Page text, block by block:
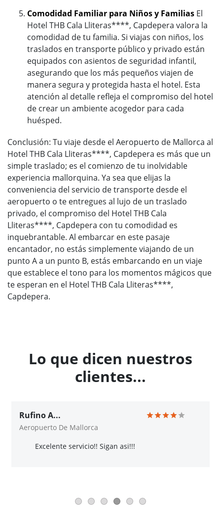
Comodidad Familiar para Niños y Familias El
Hotel THB Cala Lliteras****, Capdepera valora la
comodidad de tu familia. Si viajas con niños, los
traslados en transporte público y privado están
equipados con asientos de seguridad infantil,
asegurando que los más pequeños viajen de
manera segura y protegida hasta el hotel. Esta
atención al detalle refleja el compromiso del hotel
de crear un ambiente acogedor para cada
huésped.
Conclusión: Tu viaje desde el Aeropuerto de Mallorca al
Hotel THB Cala Lliteras****, Capdepera es más que un
simple traslado; es el comienzo de tu inolvidable
experiencia mallorquina. Ya sea que elijas la
conveniencia del servicio de transporte desde el
aeropuerto o te entregues al lujo de un traslado
privado, el compromiso del Hotel THB Cala
Lliteras****, Capdepera con tu comodidad es
inquebrantable. Al embarcar en este pasaje
encantador, no estás simplemente viajando de un
punto A a un punto B, estás embarcando en un viaje
que establece el tono para los momentos mágicos que
te esperan en el Hotel THB Cala Lliteras****,
Capdepera.
Lo que dicen nuestros
clientes...
Rufino A...
Aeropuerto De Mallorca
Excelente servicio!! Sigan asi!!!